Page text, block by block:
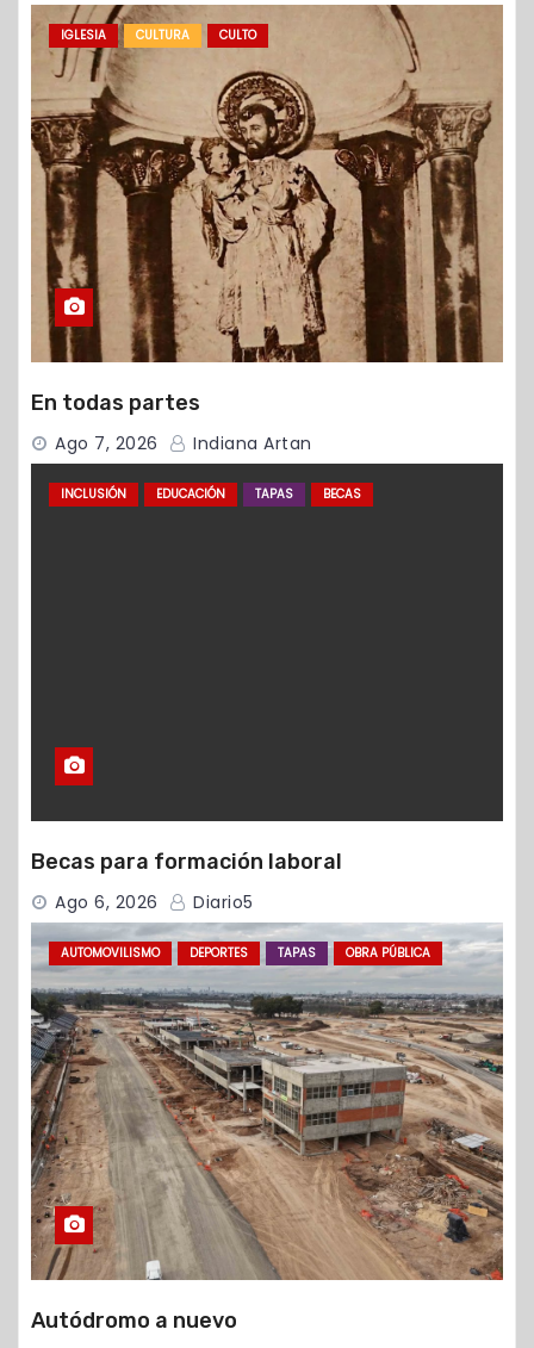
IGLESIA CULTURA CULTO
En todas partes
Ago 7, 2026 Indiana Artan
INCLUSIÓN EDUCACIÓN TAPAS BECAS
Becas para formación laboral
Ago 6, 2026 Diario5
AUTOMOVILISMO DEPORTES TAPAS OBRA PÚBLICA
Autódromo a nuevo